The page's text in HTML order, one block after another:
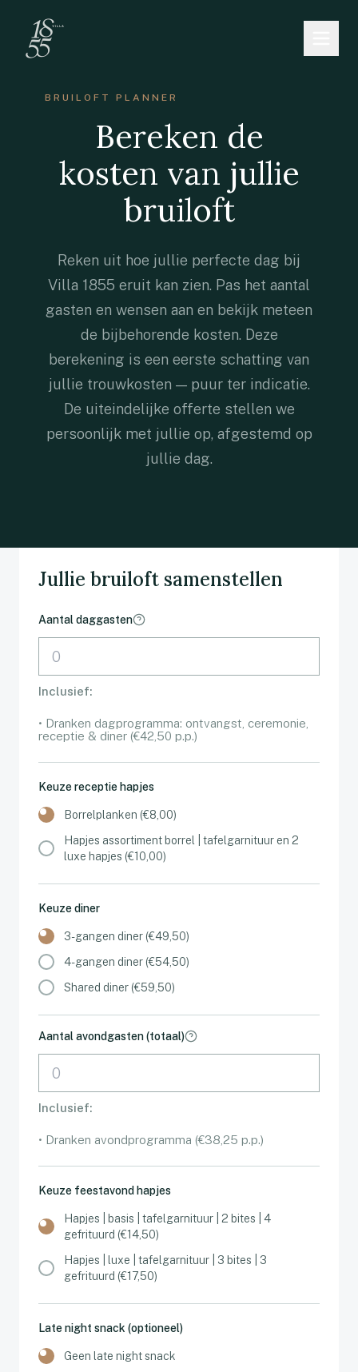
Home
Zakelijk
Pop-up Restaurant
De Locatie
Beschikbaarheid
Contact
085-2736709
BRUILOFT PLANNER
Bereken de
kosten van jullie
bruiloft
Reken uit hoe jullie perfecte dag bij
Villa 1855 eruit kan zien. Pas het aantal
gasten en wensen aan en bekijk meteen
de bijbehorende kosten. Deze
berekening is een eerste schatting van
jullie trouwkosten — puur ter indicatie.
De uiteindelijke offerte stellen we
persoonlijk met jullie op, afgestemd op
jullie dag.
Jullie bruiloft samenstellen
Aantal daggasten
Inclusief:
• Dranken dagprogramma: ontvangst, ceremonie,
receptie & diner (€42,50 p.p.)
Keuze receptie hapjes
Borrelplanken (€8,00)
Hapjes assortiment borrel | tafelgarnituur en 2
luxe hapjes (€10,00)
Keuze diner
3-gangen diner (€49,50)
4-gangen diner (€54,50)
Shared diner (€59,50)
Aantal avondgasten (totaal)
Inclusief:
• Dranken avondprogramma (€38,25 p.p.)
Keuze feestavond hapjes
Hapjes | basis | tafelgarnituur | 2 bites | 4
gefrituurd (€14,50)
Hapjes | luxe | tafelgarnituur | 3 bites | 3
gefrituurd (€17,50)
Late night snack (optioneel)
Geen late night snack